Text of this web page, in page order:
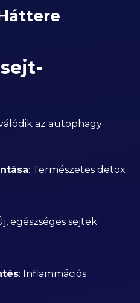
az autophagy
: Természetes detox
egészséges sejtek
: Inflammációs